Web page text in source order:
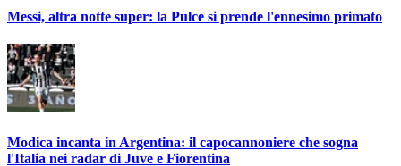
Messi, altra notte super: la Pulce si prende l'ennesimo primato
Modica incanta in Argentina: il capocannoniere che sogna
l'Italia nei radar di Juve e Fiorentina